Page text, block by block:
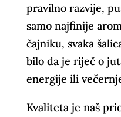
pravilno razvije,
samo najfinije
čajniku, svaka
bilo da je riječ o
energije ili
Kvaliteta je naš